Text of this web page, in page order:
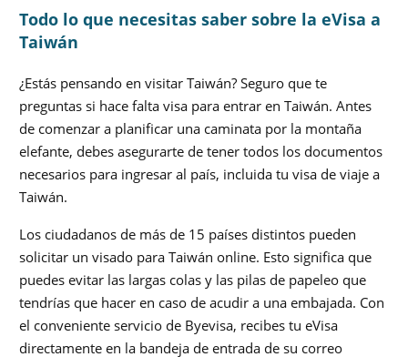
Todo lo que necesitas saber sobre la eVisa a
Taiwán
¿Estás pensando en visitar Taiwán? Seguro que te
preguntas si hace falta visa para entrar en Taiwán. Antes
de comenzar a planificar una caminata por la montaña
elefante, debes asegurarte de tener todos los documentos
necesarios para ingresar al país, incluida tu visa de viaje a
Taiwán.
Los ciudadanos de más de 15 países distintos pueden
solicitar un visado para Taiwán online. Esto significa que
puedes evitar las largas colas y las pilas de papeleo que
tendrías que hacer en caso de acudir a una embajada. Con
el conveniente servicio de Byevisa, recibes tu eVisa
directamente en la bandeja de entrada de su correo